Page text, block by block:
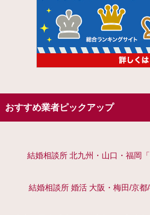
おすすめ業者ピックアップ
結婚相談所 北九州・山口・福岡「
結婚相談所 婚活 大阪・梅田/京都/